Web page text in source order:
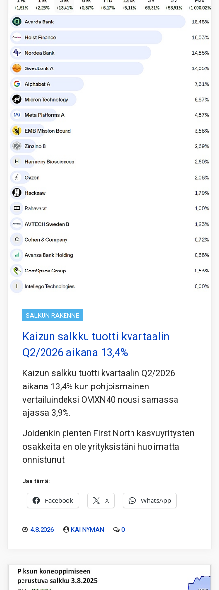
SALKUN RAKENNE
Kaizun salkku tuotti kvartaalin
Q2/2026 aikana 13,4%
Kaizun salkku tuotti kvartaalin Q2/2026
aikana 13,4% kun pohjoismainen
vertailuindeksi OMXN40 nousi samassa
ajassa 3,9%.
Joidenkin pienten First North kasvuyritysten
osakkeita en ole yrityksistäni huolimatta
onnistunut
Jaa tämä:
Facebook X WhatsApp
4.8.2026 KAI NYMAN 0